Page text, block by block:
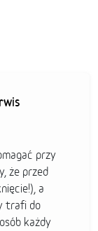
przy
że przed
a
trafi do
każdy